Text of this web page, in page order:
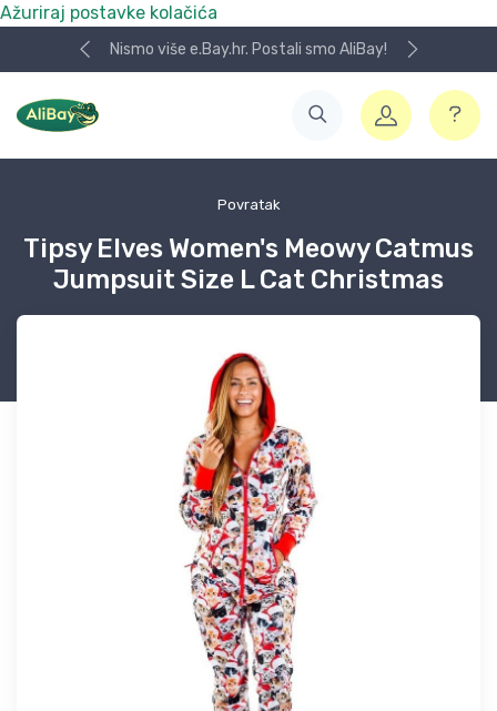
Ažuriraj postavke kolačića
Nismo više e.Bay.hr. Postali smo AliBay!
Povratak
Tipsy Elves Women's Meowy Catmus
Jumpsuit Size L Cat Christmas